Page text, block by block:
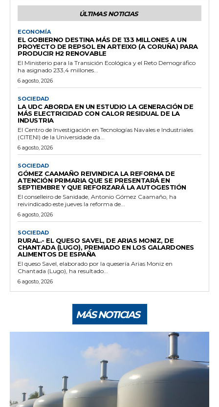
ÚLTIMAS NOTICIAS
ECONOMÍA
EL GOBIERNO DESTINA MÁS DE 133 MILLONES A UN
PROYECTO DE REPSOL EN ARTEIXO (A CORUÑA) PARA
PRODUCIR H2 RENOVABLE
El Ministerio para la Transición Ecológica y el Reto Demográfico
ha asignado 233,4 millones...
6 agosto, 2026
SOCIEDAD
LA UDC ABORDA EN UN ESTUDIO LA GENERACIÓN DE
MÁS ELECTRICIDAD CON CALOR RESIDUAL DE LA
INDUSTRIA
El Centro de Investigación en Tecnologías Navales e Industriales
(CITENI) de la Universidade da...
6 agosto, 2026
SOCIEDAD
GÓMEZ CAAMAÑO REIVINDICA LA REFORMA DE
ATENCIÓN PRIMARIA QUE SE PRESENTARÁ EN
SEPTIEMBRE Y QUE REFORZARÁ LA AUTOGESTIÓN
El conselleiro de Sanidade, Antonio Gómez Caamaño, ha
reivindicado este jueves la reforma de...
6 agosto, 2026
SOCIEDAD
RURAL.- EL QUESO SAVEL, DE ARIAS MONIZ, DE
CHANTADA (LUGO), PREMIADO EN LOS GALARDONES
ALIMENTOS DE ESPAÑA
El queso Savel, elaborado por la quesería Arias Moniz en
Chantada (Lugo), ha resultado...
6 agosto, 2026
MÁS NOTICIAS